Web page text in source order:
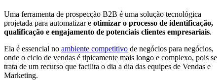
Uma ferramenta de prospecção B2B é uma solução tecnológica
projetada para automatizar e otimizar o processo de identificação,
qualificação e engajamento de potenciais clientes empresariais.
Ela é essencial no ambiente competitivo de negócios para negócios,
onde o ciclo de vendas é tipicamente mais longo e complexo, pois se
trata de um recurso que facilita o dia a dia das equipes de Vendas e
Marketing.